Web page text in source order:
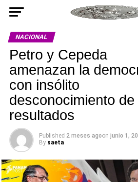
NACIONAL
Petro y Cepeda
amenazan la
con insólito
desconocimiento de
resultados
Published 2 meses agoon junio 1,
By saeta